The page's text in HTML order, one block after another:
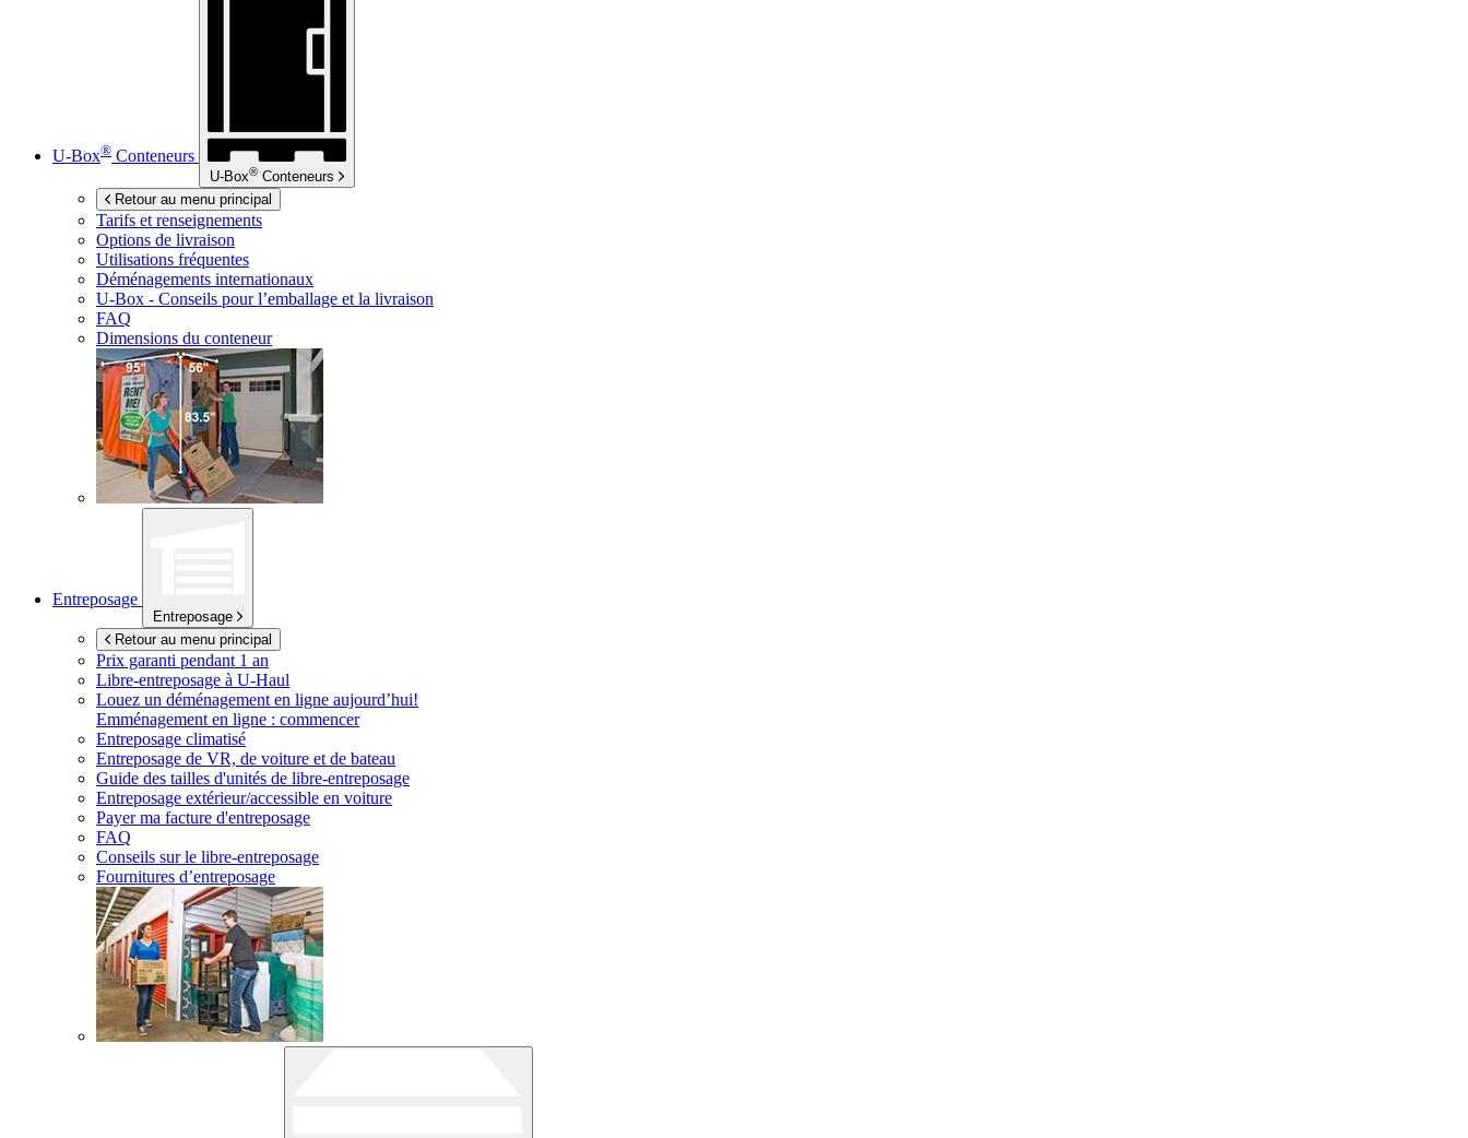
U-Box® Conteneurs
U-Box® Conteneurs
Retour au menu principal
Tarifs et renseignements
Options de livraison
Utilisations fréquentes
Déménagements internationaux
U-Box - Conseils pour l’emballage et la livraison
FAQ
Dimensions du conteneur
Entreposage
Entreposage
Retour au menu principal
Prix garanti pendant 1 an
Libre-entreposage à U-Haul
Louez un déménagement en ligne aujourd’hui!
Emménagement en ligne : commencer
Entreposage climatisé
Entreposage de VR, de voiture et de bateau
Guide des tailles d'unités de libre-entreposage
Entreposage extérieur/accessible en voiture
Payer ma facture d'entreposage
FAQ
Conseils sur le libre-entreposage
Fournitures d’entreposage